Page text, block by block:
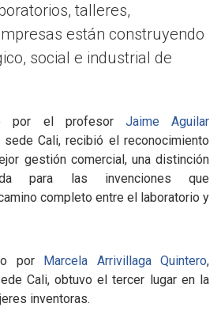
talleres,
están construyendo
social e industrial de
por el profesor Jaime Aguilar
Cali, recibió el reconocimiento
gestión comercial, una distinción
para las invenciones que
completo entre el laboratorio y
por Marcela Arrivillaga Quintero,
Cali, obtuvo el tercer lugar en la
inventoras.